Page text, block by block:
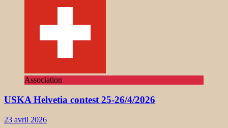
Association
USKA Helvetia contest 25-26/4/2026
23 avril 2026